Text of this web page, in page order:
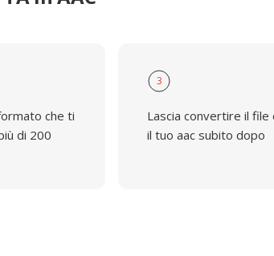
che ti
di 200
3
Lascia convertire il
il tuo aac subito dopo